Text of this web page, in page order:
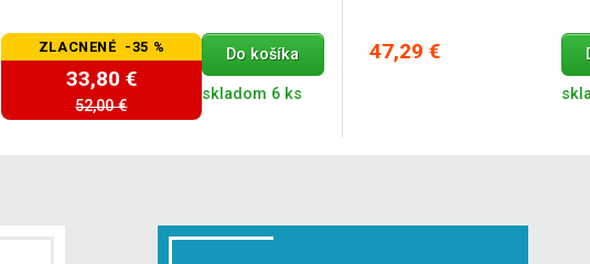
ZLACNENÉ -35 %
33,80 €
52,00 €
Do košíka
skladom 6 ks
47,29 €